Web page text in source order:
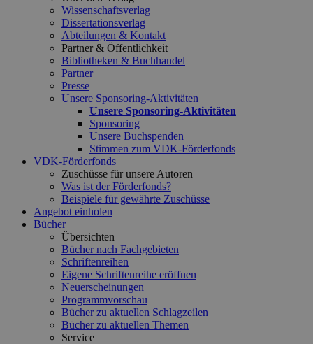
Wissenschaftsverlag
Dissertationsverlag
Abteilungen & Kontakt
Partner & Öffentlichkeit
Bibliotheken & Buchhandel
Partner
Presse
Unsere Sponsoring-Aktivitäten
Unsere Sponsoring-Aktivitäten
Sponsoring
Unsere Buchspenden
Stimmen zum VDK-Förderfonds
VDK-Förderfonds
Zuschüsse für unsere Autoren
Was ist der Förderfonds?
Beispiele für gewährte Zuschüsse
Angebot einholen
Bücher
Übersichten
Bücher nach Fachgebieten
Schriftenreihen
Eigene Schriftenreihe eröffnen
Neuerscheinungen
Programmvorschau
Bücher zu aktuellen Schlagzeilen
Bücher zu aktuellen Themen
Service